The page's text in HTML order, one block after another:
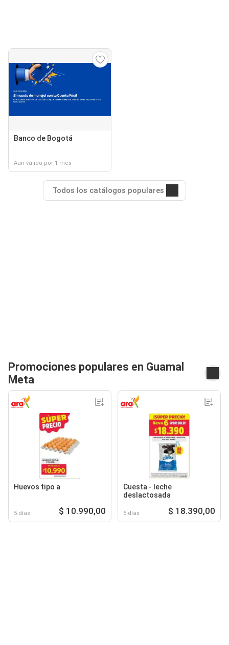
Banco de Bogotá
Aún válido por 1 mes
Todos los catálogos populares
Promociones populares en Guamal
Meta
Huevos tipo a
5 días $ 10.990,00
Cuesta - leche
deslactosada
5 días $ 18.390,00